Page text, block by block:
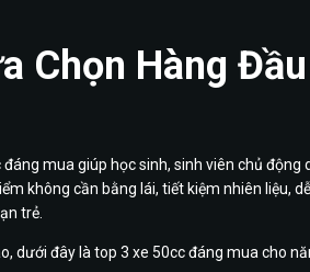
Chọn Hàng
mua giúp học sinh, sinh viên chủ động
không cần bằng lái, tiết kiệm nhiên liệu,
trẻ.
dưới đây là top 3 xe 50cc đáng mua cho